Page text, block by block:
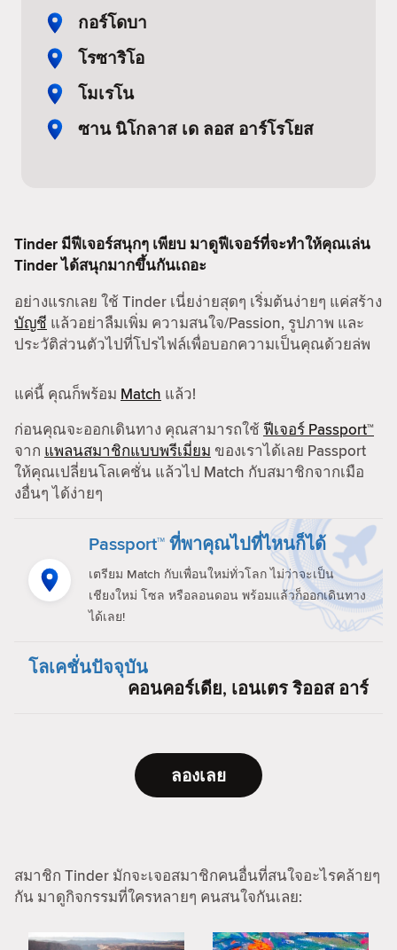
กอร์โดบา
โรซาริโอ
โมเรโน
ซาน นิโกลาส เด ลอส อาร์โรโยส
Tinder มีฟีเจอร์สนุกๆ เพียบ มาดูฟีเจอร์ที่จะทำให้คุณเล่น
Tinder ได้สนุกมากขึ้นกันเถอะ
อย่างแรกเลย ใช้ Tinder เนี่ยง่ายสุดๆ เริ่มต้นง่ายๆ แค่สร้าง
บัญชี แล้วอย่าลืมเพิ่ม ความสนใจ/Passion, รูปภาพ และ
ประวัติส่วนตัวไปที่โปรไฟล์เพื่อบอกความเป็นคุณด้วยล่พ
แค่นี้ คุณก็พร้อม Match แล้ว!
ก่อนคุณจะออกเดินทาง คุณสามารถใช้ ฟีเจอร์ Passport™
จาก แพลนสมาชิกแบบพรีเมี่ยม ของเราได้เลย Passport
ให้คุณเปลี่ยนโลเคชั่น แล้วไป Match กับสมาชิกจากเมือ
งอื่นๆ ได้ง่ายๆ
Passport™ ที่พาคุณไปที่ไหนก็ได้
เตรียม Match กับเพื่อนใหม่ทั่วโลก ไม่ว่าจะเป็น
เชียงใหม่ โซล หรือลอนดอน พร้อมแล้วก็ออกเดินทาง
ได้เลย!
โลเคชั่นปัจจุบัน
คอนคอร์เดีย, เอนเตร ริออส อาร์
ลองเลย
สมาชิก Tinder มักจะเจอสมาชิกคนอื่นที่สนใจอะไรคล้ายๆ
กัน มาดูกิจกรรมที่ใครหลายๆ คนสนใจกันเลย: